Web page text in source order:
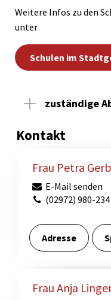
Weitere Infos zu den
unter
Schulen im
zuständige
Kontakt
Frau Petra
E-Mail senden
(02972) 980-234
Adresse
Frau Anja